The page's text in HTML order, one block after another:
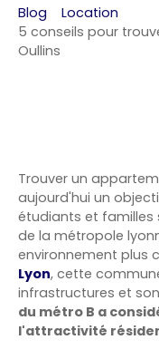
Blog
Location
5 conseils pour
Oullins
Trouver un
aujourd'hui un
étudiants et
de la métropole
environnement plus
Lyon, cette
infrastructures et
du métro B a
l'attractivité